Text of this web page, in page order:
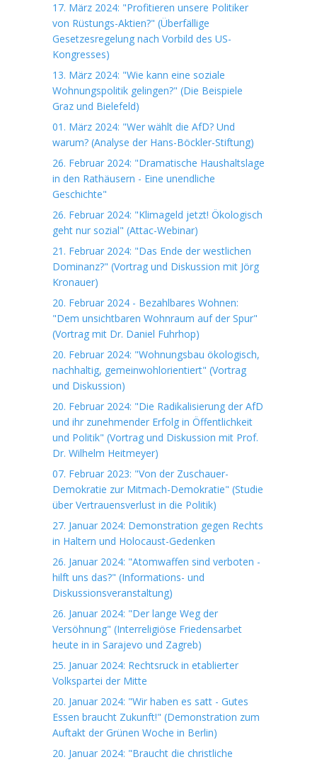
17. März 2024: "Profitieren unsere Politiker
von Rüstungs-Aktien?" (Überfällige
Gesetzesregelung nach Vorbild des US-
Kongresses)
13. März 2024: "Wie kann eine soziale
Wohnungspolitik gelingen?" (Die Beispiele
Graz und Bielefeld)
01. März 2024: "Wer wählt die AfD? Und
warum? (Analyse der Hans-Böckler-Stiftung)
26. Februar 2024: "Dramatische Haushaltslage
in den Rathäusern - Eine unendliche
Geschichte"
26. Februar 2024: "Klimageld jetzt! Ökologisch
geht nur sozial" (Attac-Webinar)
21. Februar 2024: "Das Ende der westlichen
Dominanz?" (Vortrag und Diskussion mit Jörg
Kronauer)
20. Februar 2024 - Bezahlbares Wohnen:
"Dem unsichtbaren Wohnraum auf der Spur"
(Vortrag mit Dr. Daniel Fuhrhop)
20. Februar 2024: "Wohnungsbau ökologisch,
nachhaltig, gemeinwohlorientiert" (Vortrag
und Diskussion)
20. Februar 2024: "Die Radikalisierung der AfD
und ihr zunehmender Erfolg in Öffentlichkeit
und Politik" (Vortrag und Diskussion mit Prof.
Dr. Wilhelm Heitmeyer)
07. Februar 2023: "Von der Zuschauer-
Demokratie zur Mitmach-Demokratie" (Studie
über Vertrauensverlust in die Politik)
27. Januar 2024: Demonstration gegen Rechts
in Haltern und Holocaust-Gedenken
26. Januar 2024: "Atomwaffen sind verboten -
hilft uns das?" (Informations- und
Diskussionsveranstaltung)
26. Januar 2024: "Der lange Weg der
Versöhnung" (Interreligiöse Friedensarbet
heute in in Sarajevo und Zagreb)
25. Januar 2024: Rechtsruck in etablierter
Volkspartei der Mitte
20. Januar 2024: "Wir haben es satt - Gutes
Essen braucht Zukunft!" (Demonstration zum
Auftakt der Grünen Woche in Berlin)
20. Januar 2024: "Braucht die christliche